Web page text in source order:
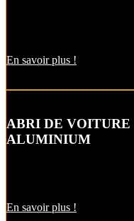
En savoir plus !
ABRI DE VOITURE
ALUMINIUM
En savoir plus !